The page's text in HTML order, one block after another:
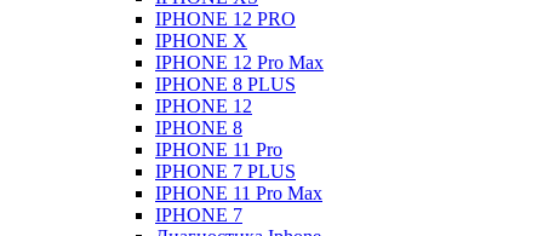
IPHONE 12 PRO
IPHONE X
IPHONE 12 Pro Max
IPHONE 8 PLUS
IPHONE 12
IPHONE 8
IPHONE 11 Pro
IPHONE 7 PLUS
IPHONE 11 Pro Max
IPHONE 7